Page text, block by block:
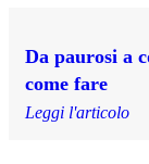
Da paurosi a
come fare
Leggi l'articolo